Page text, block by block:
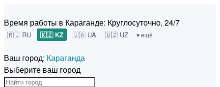
Время работы в Караганде: Круглосуточно, 24/7
🇷🇺 RU 🇰🇿 KZ 🇺🇦 UA 🇺🇿 UZ ▾ ещё
Ваш город: Караганда
Выберите ваш город